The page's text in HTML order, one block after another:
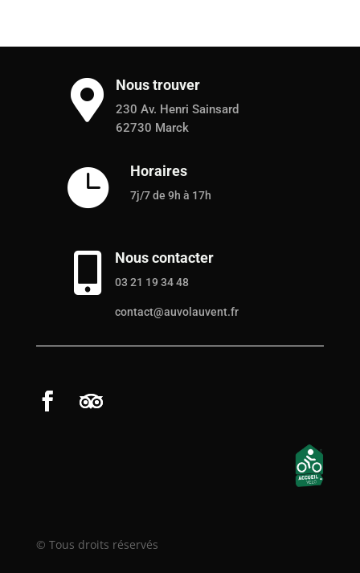
 Nous trouver
230 Av. Henri Sainsard
62730 Marck
 Horaires
7j/7 de 9h à 17h
 Nous contacter
03 21 19 34 48
contact@auvolauvent.fr
© Tous droits réservés